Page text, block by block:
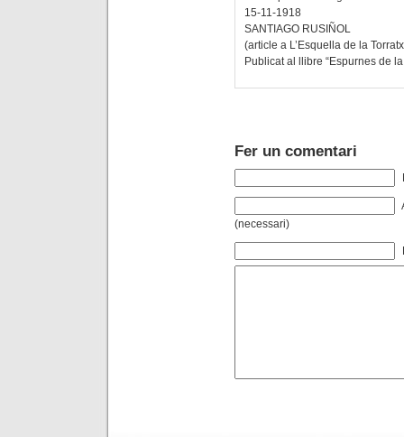
15-11-1918
SANTIAGO RUSIÑOL
(article a L’Esquella de la
Publicat al llibre “Espurnes de
Fer un comentari
(necessari)